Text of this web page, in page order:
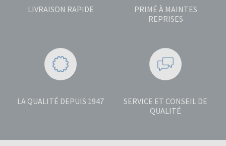
LIVRAISON RAPIDE
PRIMÉ À MAINTES
REPRISES
LA QUALITÉ DEPUIS 1947
SERVICE ET CONSEIL DE
QUALITÉ